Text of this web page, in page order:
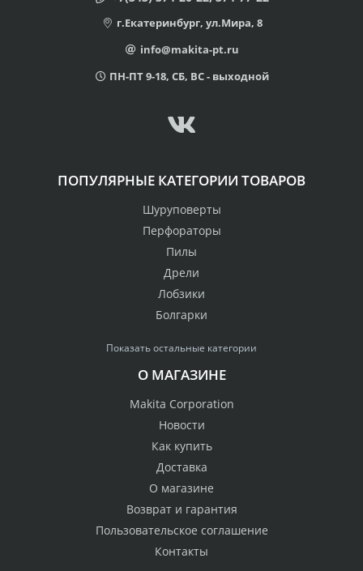
г.Екатеринбург, ул.Мира, 8
info@makita-pt.ru
ПН-ПТ 9-18, СБ, ВС - выходной
ПОПУЛЯРНЫЕ КАТЕГОРИИ ТОВАРОВ
Шуруповерты
Перфораторы
Пилы
Дрели
Лобзики
Болгарки
Показать остальные категории
О МАГАЗИНЕ
Makita Corporation
Новости
Как купить
Доставка
О магазине
Возврат и гарантия
Пользовательское соглашение
Контакты